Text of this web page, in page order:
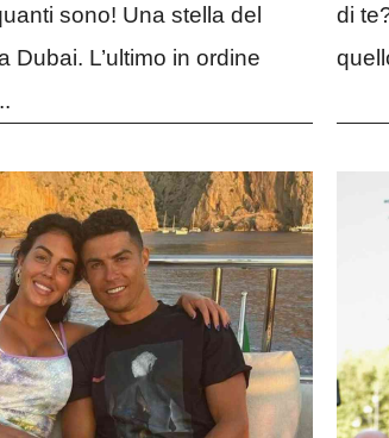
sono! Una stella del
Dubai. L’ultimo in ordine
di